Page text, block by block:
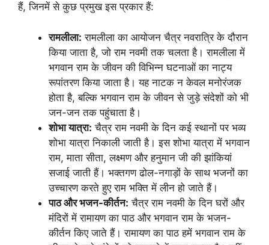
हैं, जिनमें से कुछ प्रमुख इस प्रकार हैं:
रामलीला: रामलीला का आयोजन चैत्र नवरात्रि के दौरान
किया जाता है, जो राम नवमी तक चलता है। रामलीला में
भगवान राम के जीवन की विभिन्न घटनाओं का नाट्य
रूपांतरण किया जाता है। यह नाटक न केवल मनोरंजक
होता है, बल्कि भगवान राम के जीवन से जुड़े संदेशों को भी
जन-जन तक पहुंचाता है।
शोभा यात्रा: चैत्र राम नवमी के दिन कई स्थानों पर भव्य
शोभा यात्रा निकाली जाती है। इस शोभा यात्रा में भगवान
राम, माता सीता, लक्ष्मण और हनुमान जी की झांकियां
सजाई जाती हैं। भक्तगण ढोल-नगाड़ों के साथ भजनों का
उच्चारण करते हुए राम भक्ति में लीन हो जाते हैं।
पाठ और भजन-कीर्तन: चैत्र राम नवमी के दिन घरों और
मंदिरों में रामायण का पाठ और भगवान राम के भजन-
कीर्तन किए जाते हैं। रामायण का पाठ हमें भगवान राम के